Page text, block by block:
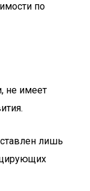
по
не имеет
лишь